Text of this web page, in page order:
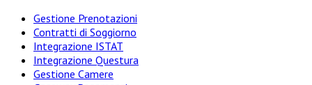
Gestione Prenotazioni
Contratti di Soggiorno
Integrazione ISTAT
Integrazione Questura
Gestione Camere